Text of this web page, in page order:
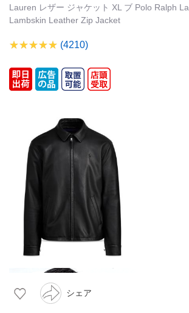
Lauren レザー ジャケット XL ブ Polo Ralph
Lambskin Leather Zip Jacket
(4210)
シェア